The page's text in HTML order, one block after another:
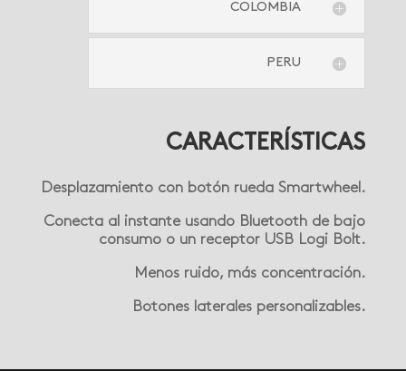
COLOMBIA
PERU
CARACTERÍSTICAS
Desplazamiento con botón rueda Smartwheel.
Conecta al instante usando Bluetooth de bajo
consumo o un receptor USB Logi Bolt.
Menos ruido, más concentración.
Botones laterales personalizables.